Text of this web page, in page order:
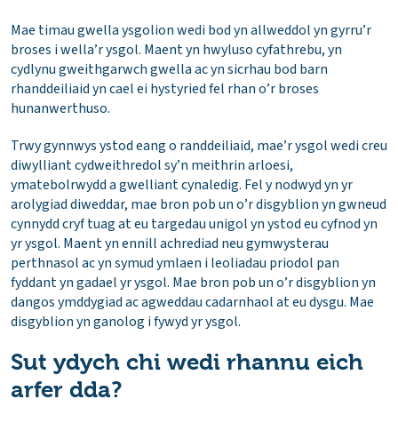
Mae timau gwella ysgolion wedi bod yn allweddol yn gyrru’r
broses i wella’r ysgol. Maent yn hwyluso cyfathrebu, yn
cydlynu gweithgarwch gwella ac yn sicrhau bod barn
rhanddeiliaid yn cael ei hystyried fel rhan o’r broses
hunanwerthuso.
Trwy gynnwys ystod eang o randdeiliaid, mae’r ysgol wedi creu
diwylliant cydweithredol sy’n meithrin arloesi,
ymatebolrwydd a gwelliant cynaledig. Fel y nodwyd yn yr
arolygiad diweddar, mae bron pob un o’r disgyblion yn gwneud
cynnydd cryf tuag at eu targedau unigol yn ystod eu cyfnod yn
yr ysgol. Maent yn ennill achrediad neu gymwysterau
perthnasol ac yn symud ymlaen i leoliadau priodol pan
fyddant yn gadael yr ysgol. Mae bron pob un o’r disgyblion yn
dangos ymddygiad ac agweddau cadarnhaol at eu dysgu. Mae
disgyblion yn ganolog i fywyd yr ysgol.
Sut ydych chi wedi rhannu eich
arfer dda?